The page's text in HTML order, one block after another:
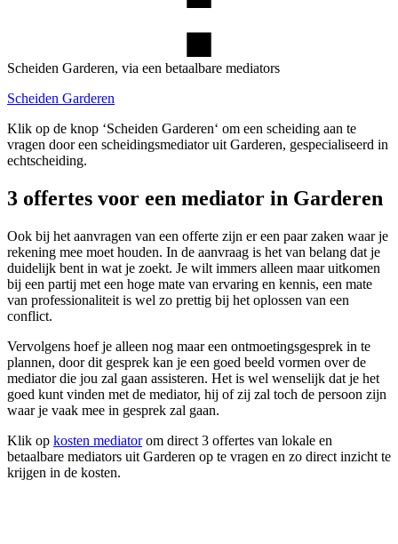
Scheiden Garderen, via een betaalbare mediators
Scheiden Garderen
Klik op de knop ‘Scheiden Garderen‘ om een scheiding aan te
vragen door een scheidingsmediator uit Garderen, gespecialiseerd in
echtscheiding.
3 offertes voor een mediator in Garderen
Ook bij het aanvragen van een offerte zijn er een paar zaken waar je
rekening mee moet houden. In de aanvraag is het van belang dat je
duidelijk bent in wat je zoekt. Je wilt immers alleen maar uitkomen
bij een partij met een hoge mate van ervaring en kennis, een mate
van professionaliteit is wel zo prettig bij het oplossen van een
conflict.
Vervolgens hoef je alleen nog maar een ontmoetingsgesprek in te
plannen, door dit gesprek kan je een goed beeld vormen over de
mediator die jou zal gaan assisteren. Het is wel wenselijk dat je het
goed kunt vinden met de mediator, hij of zij zal toch de persoon zijn
waar je vaak mee in gesprek zal gaan.
Klik op kosten mediatorom direct 3 offertes van lokale en
betaalbare mediators uit Garderen op te vragen en zo direct inzicht te
krijgen in de kosten.